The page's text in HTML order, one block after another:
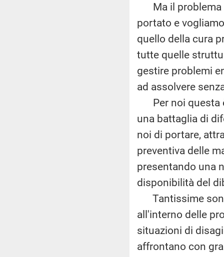
Ma il problema
portato e
quello della cura
tutte quelle
gestire problemi
ad assolvere
Per noi questa
una battaglia di
noi di portare,
preventiva delle
presentando una
disponibilità del
Tantissime
all'interno delle
situazioni di
affrontano con